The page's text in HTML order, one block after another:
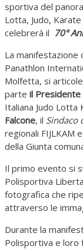
sportiva del
Lotta, Judo,
celebrerà il 70°
La manifestazione
Panathlon
Molfetta, si
parte il Presidente
Italiana Judo Lotta
Falcone, il Sindaco
regionali FIJLKAM
della Giunta
Il primo evento si
Polisportiva
fotografica che
attraverso le
Durante la
Polisportiva e loro